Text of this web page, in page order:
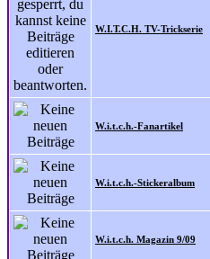
W.I.T.C.H. TV-Trickserie
W.i.t.c.h.-Fanartikel
W.i.t.c.h.-Stickeralbum
W.i.t.c.h. Magazin 9/09